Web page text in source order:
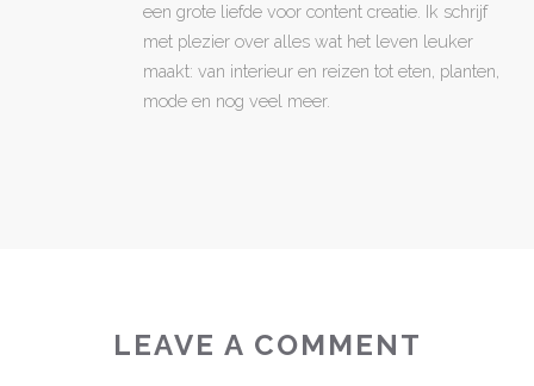
een grote liefde voor content creatie. Ik schrijf
met plezier over alles wat het leven leuker
maakt: van interieur en reizen tot eten, planten,
mode en nog veel meer.
LEAVE A COMMENT